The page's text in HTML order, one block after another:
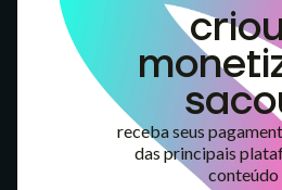
receba seus
das principais
conteúdo